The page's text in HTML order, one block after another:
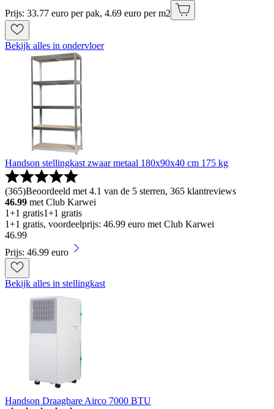
Prijs: 33.77 euro per pak, 4.69 euro per m2
Bekijk alles in ondervloer
Handson stellingkast zwaar metaal 180x90x40 cm 175 kg
(365)Beoordeeld met 4.1 van de 5 sterren, 365 klantreviews
46.99 met Club Karwei
1+1 gratis1+1 gratis
1+1 gratis, voordeelprijs: 46.99 euro met Club Karwei
46.99
Prijs: 46.99 euro
Bekijk alles in stellingkast
Handson Draagbare Airco 7000 BTU